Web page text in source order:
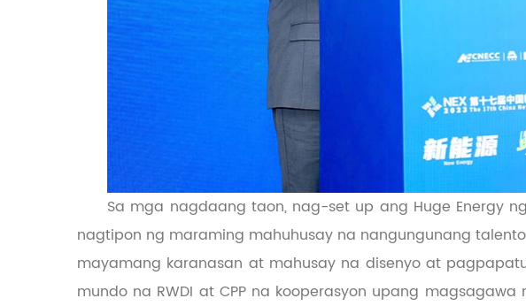
Sa mga nagdaang taon, nag-set up ang Huge Energy
nagtipon ng maraming mahuhusay na nangungunang
mayamang karanasan at mahusay na disenyo at
mundo na RWDI at CPP na kooperasyon upang